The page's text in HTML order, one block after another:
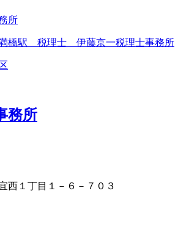
所
橋駅 税理士 伊藤京一税理士事務所
務所
西１丁目１－６－７０３